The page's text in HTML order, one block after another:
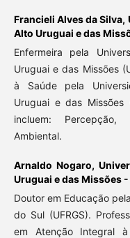
Francieli Alves da Silva,
Alto Uruguai e das
Enfermeira pela
Uruguai e das Missões
à Saúde pela
Uruguai e das Missões
incluem: Percepção,
Ambiental.
Arnaldo Nogaro,
Uruguai e das Missões -
Doutor em Educação
do Sul (UFRGS).
em Atenção Integral